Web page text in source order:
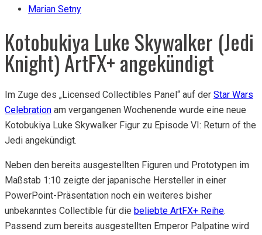
Marian Setny
Kotobukiya Luke Skywalker (Jedi
Knight) ArtFX+ angekündigt
Im Zuge des „Licensed Collectibles Panel“ auf der Star Wars
Celebration am vergangenen Wochenende wurde eine neue
Kotobukiya Luke Skywalker Figur zu Episode VI: Return of the
Jedi angekündigt.
Neben den bereits ausgestellten Figuren und Prototypen im
Maßstab 1:10 zeigte der japanische Hersteller in einer
PowerPoint-Präsentation noch ein weiteres bisher
unbekanntes Collectible für die beliebte ArtFX+ Reihe.
Passend zum bereits ausgestellten Emperor Palpatine wird